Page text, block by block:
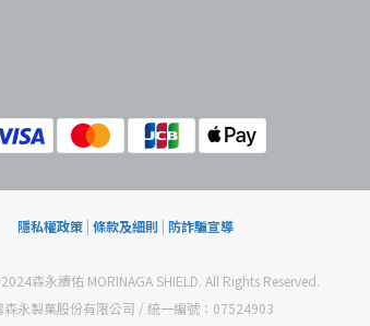
隱私權政策 | 條款及細則 | 防詐騙宣導
森永續佑 MORINAGA SHIELD. All Rights Reserved.
森永製菓股份有限公司 / 統一編號：07524903